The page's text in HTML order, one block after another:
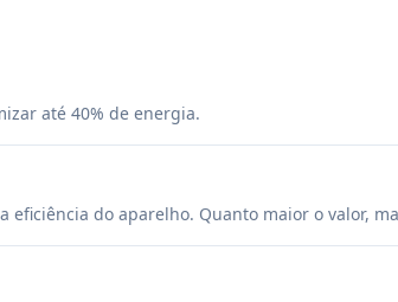
até 40% de energia.
eficiência do aparelho. Quanto maior o valor,